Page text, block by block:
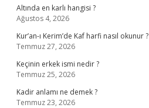
Altında en karlı hangisi ?
Ağustos 4, 2026
Kur’an-ı Kerim’de Kaf harfi nasıl okunur ?
Temmuz 27, 2026
Keçinin erkek ismi nedir ?
Temmuz 25, 2026
Kadir anlamı ne demek ?
Temmuz 23, 2026